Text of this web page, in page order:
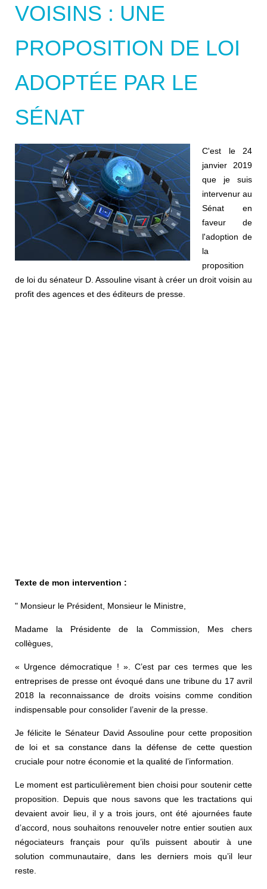
VOISINS : UNE
PROPOSITION DE LOI
ADOPTÉE PAR LE
SÉNAT
C'est le 24
janvier 2019
que je suis
intervenur au
Sénat en
faveur de
l'adoption de
la
proposition
de loi du sénateur D. Assouline visant à créer un droit voisin au
profit des agences et des éditeurs de presse.
Texte de mon intervention :
" Monsieur le Président, Monsieur le Ministre,
Madame la Présidente de la Commission, Mes chers
collègues,
« Urgence démocratique ! ». C’est par ces termes que les
entreprises de presse ont évoqué dans une tribune du 17 avril
2018 la reconnaissance de droits voisins comme condition
indispensable pour consolider l’avenir de la presse.
Je félicite le Sénateur David Assouline pour cette proposition
de loi et sa constance dans la défense de cette question
cruciale pour notre économie et la qualité de l’information.
Le moment est particulièrement bien choisi pour soutenir cette
proposition. Depuis que nous savons que les tractations qui
devaient avoir lieu, il y a trois jours, ont été ajournées faute
d’accord, nous souhaitons renouveler notre entier soutien aux
négociateurs français pour qu’ils puissent aboutir à une
solution communautaire, dans les derniers mois qu’il leur
reste.